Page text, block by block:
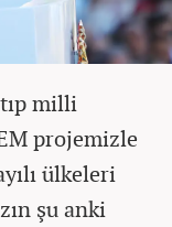
milli
projemizle
ülkeleri
şu anki